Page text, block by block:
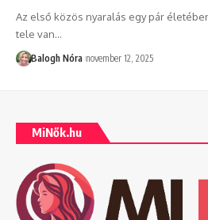
Az első közös nyaralás egy pár
tele van…
Balogh Nóra november 12, 2025
MiNők.hu